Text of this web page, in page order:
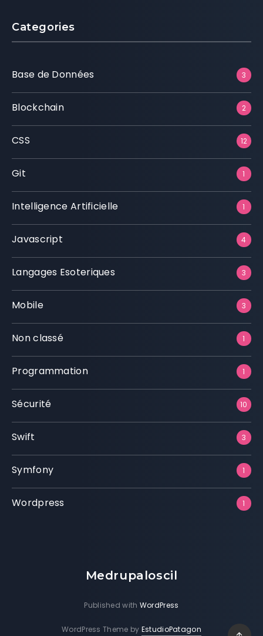
Categories
Base de Données 3
Blockchain 2
CSS 12
Git 1
Intelligence Artificielle 1
Javascript 4
Langages Esoteriques 3
Mobile 3
Non classé 1
Programmation 1
Sécurité 10
Swift 3
Symfony 1
Wordpress 1
Medrupaloscil
Published with WordPress
WordPress Theme by EstudioPatagon